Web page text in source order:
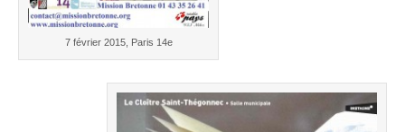
7 février 2015, Paris 14e